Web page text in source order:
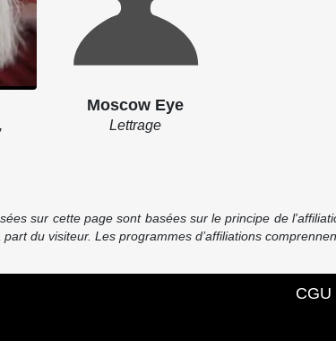
Moscow Eye
Lettrage
sur cette page sont basées sur le principe de
du visiteur. Les programmes d’affiliations
CGU